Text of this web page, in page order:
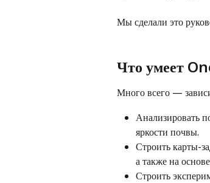
Мы сделали это
Что умеет
Много всего —
Анализировать
яркости почвы.
Строить карты-
а также на
Строить